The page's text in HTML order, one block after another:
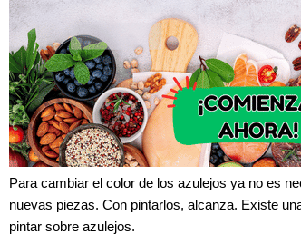
Para cambiar el color de los azulejos ya no es
nuevas piezas. Con pintarlos, alcanza. Existe
pintar sobre azulejos.